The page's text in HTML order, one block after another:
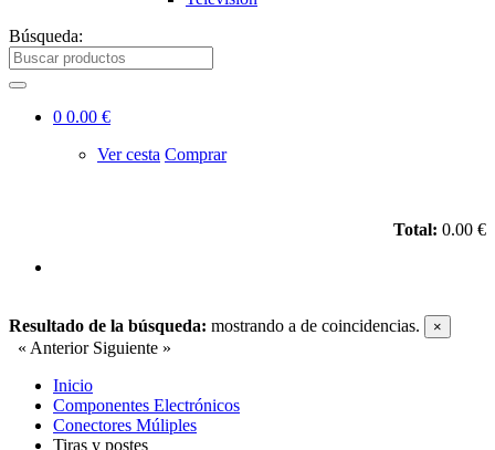
Búsqueda:
0 0.00 €
Ver cesta Comprar
Total: 0.00 €
Resultado de la búsqueda: mostrando a de coincidencias. ×
« Anterior Siguiente »
Inicio
Componentes Electrónicos
Conectores Múliples
Tiras y postes